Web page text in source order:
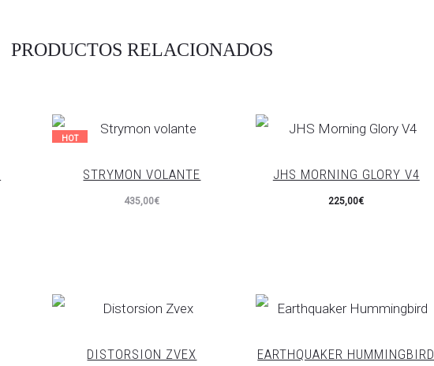
PRODUCTOS RELACIONADOS
HOT
STRYMON VOLANTE
435,00€
JHS MORNING GLORY V4
225,00€
DISTORSION ZVEX EARTHQUAKER HUMMINGBIRD